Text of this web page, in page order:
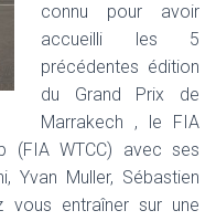
connu pour avoir
accueilli les 5
précédentes édition
du Grand Prix de
Marrakech , le FIA
(FIA WTCC) avec ses
Muller, Sébastien
vous entraîner sur une